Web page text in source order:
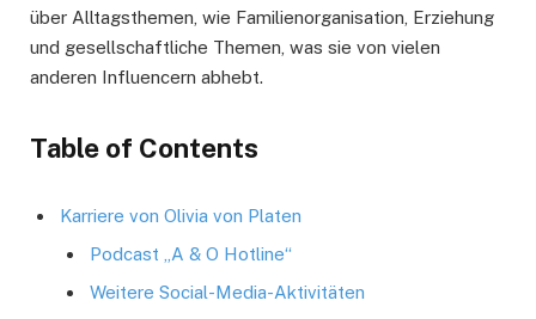
über Alltagsthemen, wie Familienorganisation, Erziehung
und gesellschaftliche Themen, was sie von vielen
anderen Influencern abhebt.
Table of Contents
Karriere von Olivia von Platen
Podcast „A & O Hotline“
Weitere Social-Media-Aktivitäten